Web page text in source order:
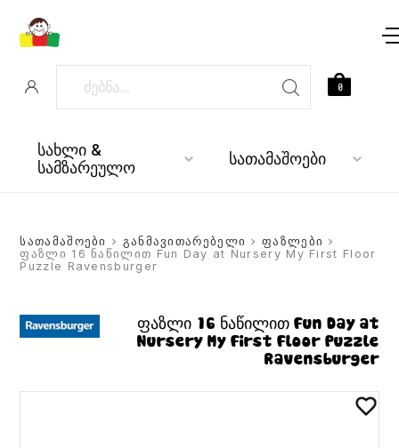
სახლი &
სამზარეულო სათამაშოები
0
სათამაშოები > განმავითარებელი >ფაზლები >
ფაზლი 16 ნაწილით Fun Day at Nursery My First Floor
Puzzle Ravensburger
ფაზლი 16 ნაწილით Fun Day at
Nursery My First Floor Puzzle
Ravensburger